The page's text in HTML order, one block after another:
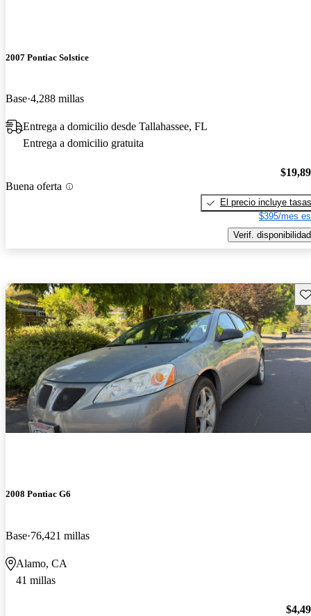
2007 Pontiac Solstice
Base 4,288 millas
Entrega a domicilio desde Tallahassee, FL
Entrega a domicilio gratuita
Buena oferta
El precio incluye tasas
$395/mes
Verif. disponibilidad
2008 Pontiac G6
Base 76,421 millas
Alamo, CA
41 millas